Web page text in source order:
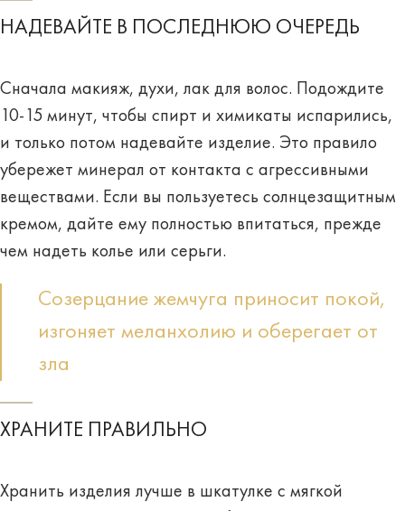
НАДЕВАЙТЕ В ПОСЛЕДНЮЮ ОЧЕРЕДЬ
Сначала макияж, духи, лак для волос. Подождите
10-15 минут, чтобы спирт и химикаты испарились,
и только потом надевайте изделие. Это правило
убережет минерал от контакта с агрессивными
веществами. Если вы пользуетесь солнцезащитным
кремом, дайте ему полностью впитаться, прежде
чем надеть колье или серьги.
Созерцание жемчуга приносит покой,
изгоняет меланхолию и оберегает от
зла
ХРАНИТЕ ПРАВИЛЬНО
Хранить изделия лучше в шкатулке с мягкой